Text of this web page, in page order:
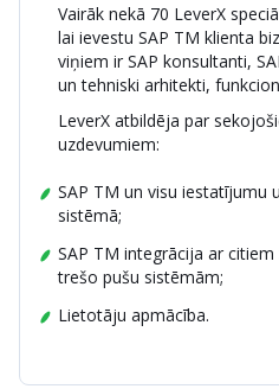
Vairāk nekā 70 LeverX
lai ievestu SAP TM klienta
viņiem ir SAP konsultanti,
un tehniski arhitekti,
LeverX atbildēja par
uzdevumiem:
SAP TM un visu iestatījumu
sistēmā;
SAP TM integrācija ar
trešo pušu sistēmām;
Lietotāju apmācība.